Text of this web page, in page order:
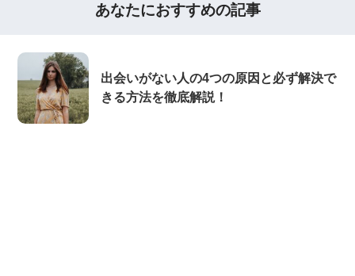
あなたにおすすめの記事
出会いがない人の4つの原因と必ず解決で
きる方法を徹底解説！